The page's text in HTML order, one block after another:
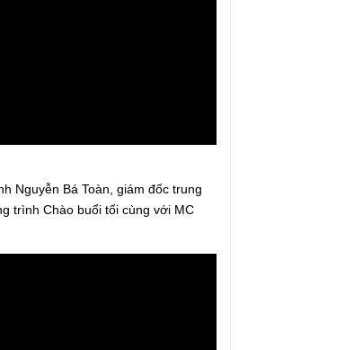
Nguyễn Bá Toàn, giám đốc trung
trình Chào buổi tối cùng với MC